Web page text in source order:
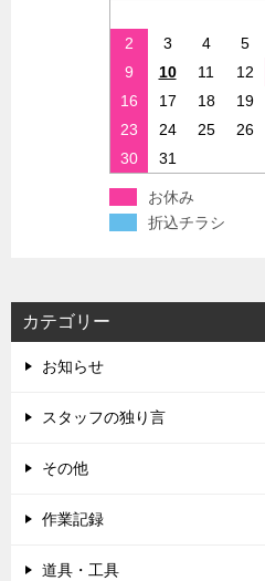
2
3 4 5
9
10 11 12
16
17 18 19
23
24 25 26
30
31
お休み
折込チラシ
カテゴリー
お知らせ
スタッフの独り言
その他
作業記録
道具・工具